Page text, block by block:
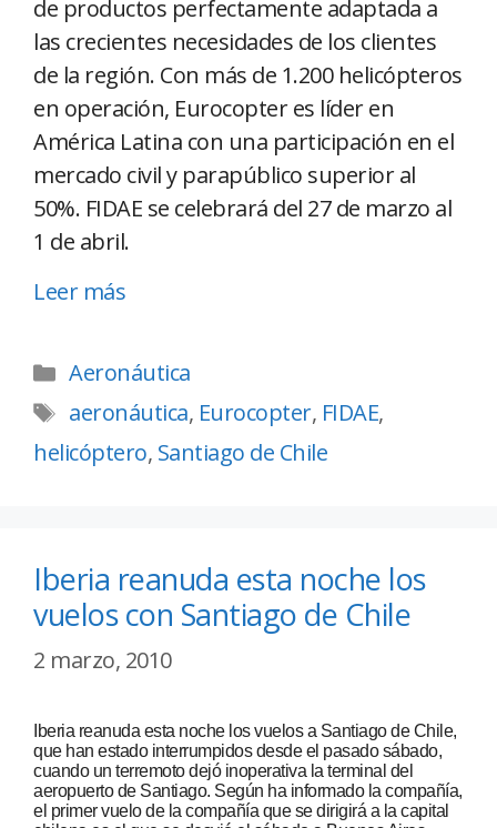
de productos perfectamente adaptada a
las crecientes necesidades de los clientes
de la región. Con más de 1.200 helicópteros
en operación, Eurocopter es líder en
América Latina con una participación en el
mercado civil y parapúblico superior al
50%. FIDAE se celebrará del 27 de marzo al
1 de abril.
Leer más
Aeronáutica
aeronáutica, Eurocopter, FIDAE,
helicóptero, Santiago de Chile
Iberia reanuda esta noche los
vuelos con Santiago de Chile
2 marzo, 2010
Iberia reanuda esta noche los vuelos a Santiago de Chile,
que han estado interrumpidos desde el pasado sábado,
cuando un terremoto dejó inoperativa la terminal del
aeropuerto de Santiago. Según ha informado la compañía,
el primer vuelo de la compañía que se dirigirá a la capital